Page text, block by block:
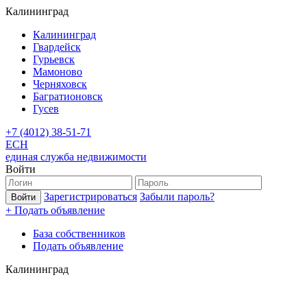
Калининград
Калининград
Гвардейск
Гурьевск
Мамоново
Черняховск
Багратионовск
Гусев
+7 (4012) 38-51-71
ЕСН
единая служба недвижимости
Войти
Зарегистрироваться Забыли пароль?
+ Подать объявление
База собственников
Подать объявление
Калининград